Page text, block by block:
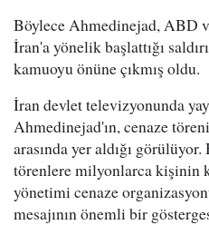
Böylece Ahmedinejad, ABD
İran'a yönelik başlattığı
kamuoyu önüne çıkmış oldu.
İran devlet televizyonunda
Ahmedinejad'ın, cenaze
arasında yer aldığı
törenlere milyonlarca kişinin
yönetimi cenaze
mesajının önemli bir